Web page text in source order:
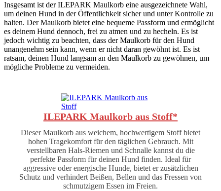
Insgesamt ist der ILEPARK Maulkorb eine ausgezeichnete Wahl,
um deinen Hund in der Öffentlichkeit sicher und unter Kontrolle zu
halten. Der Maulkorb bietet eine bequeme Passform und ermöglicht
es deinem Hund dennoch, frei zu atmen und zu hecheln. Es ist
jedoch wichtig zu beachten, dass der Maulkorb für den Hund
unangenehm sein kann, wenn er nicht daran gewöhnt ist. Es ist
ratsam, deinen Hund langsam an den Maulkorb zu gewöhnen, um
mögliche Probleme zu vermeiden.
ILEPARK Maulkorb aus Stoff*
Dieser Maulkorb aus weichem, hochwertigem Stoff bietet
hohen Tragekomfort für den täglichen Gebrauch. Mit
verstellbaren Hals-Riemen und Schnalle kannst du die
perfekte Passform für deinen Hund finden. Ideal für
aggressive oder energische Hunde, bietet er zusätzlichen
Schutz und verhindert Beißen, Bellen und das Fressen von
schmutzigem Essen im Freien.